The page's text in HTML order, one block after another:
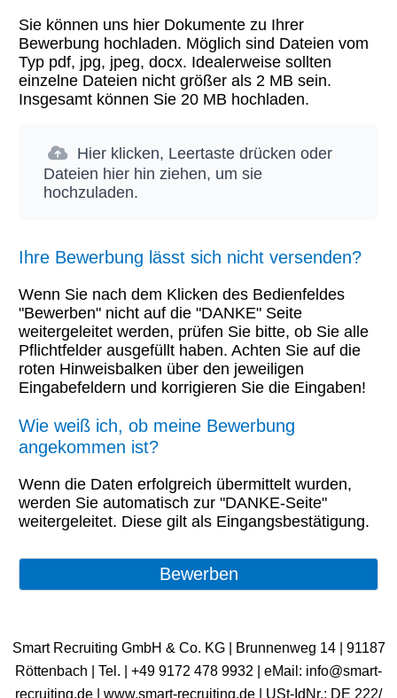
Sie können uns hier Dokumente zu Ihrer
Bewerbung hochladen. Möglich sind Dateien vom
Typ pdf, jpg, jpeg, docx. Idealerweise sollten
einzelne Dateien nicht größer als 2 MB sein.
Insgesamt können Sie 20 MB hochladen.
Hier klicken, Leertaste drücken oder
Dateien hier hin ziehen, um sie
hochzuladen.
Ihre Bewerbung lässt sich nicht versenden?
Wenn Sie nach dem Klicken des Bedienfeldes
"Bewerben" nicht auf die "DANKE" Seite
weitergeleitet werden, prüfen Sie bitte, ob Sie alle
Pflichtfelder ausgefüllt haben. Achten Sie auf die
roten Hinweisbalken über den jeweiligen
Eingabefeldern und korrigieren Sie die Eingaben!
Wie weiß ich, ob meine Bewerbung
angekommen ist?
Wenn die Daten erfolgreich übermittelt wurden,
werden Sie automatisch zur "DANKE-Seite"
weitergeleitet. Diese gilt als Eingangsbestätigung.
Smart Recruiting GmbH & Co. KG | Brunnenweg 14 | 91187
Röttenbach | ​Tel. | +49 9172 478 9932 | eMail: info@smart-
recruiting.de | www.smart-recruiting.de | USt-IdNr.: DE 222/